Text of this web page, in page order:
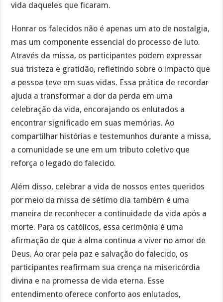
vida daqueles que ficaram.
Honrar os falecidos não é apenas um ato de nostalgia,
mas um componente essencial do processo de luto.
Através da missa, os participantes podem expressar
sua tristeza e gratidão, refletindo sobre o impacto que
a pessoa teve em suas vidas. Essa prática de recordar
ajuda a transformar a dor da perda em uma
celebração da vida, encorajando os enlutados a
encontrar significado em suas memórias. Ao
compartilhar histórias e testemunhos durante a missa,
a comunidade se une em um tributo coletivo que
reforça o legado do falecido.
Além disso, celebrar a vida de nossos entes queridos
por meio da missa de sétimo dia também é uma
maneira de reconhecer a continuidade da vida após a
morte. Para os católicos, essa cerimônia é uma
afirmação de que a alma continua a viver no amor de
Deus. Ao orar pela paz e salvação do falecido, os
participantes reafirmam sua crença na misericórdia
divina e na promessa de vida eterna. Esse
entendimento oferece conforto aos enlutados,